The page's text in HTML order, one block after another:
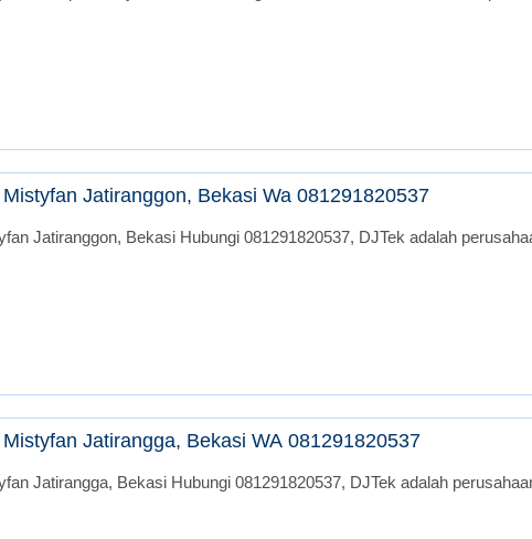
Jatiranggon, Bekasi Wa 081291820537
Jatiranggon, Bekasi Hubungi 081291820537, DJTek adalah
Jatirangga, Bekasi WA 081291820537
Jatirangga, Bekasi Hubungi 081291820537, DJTek adalah